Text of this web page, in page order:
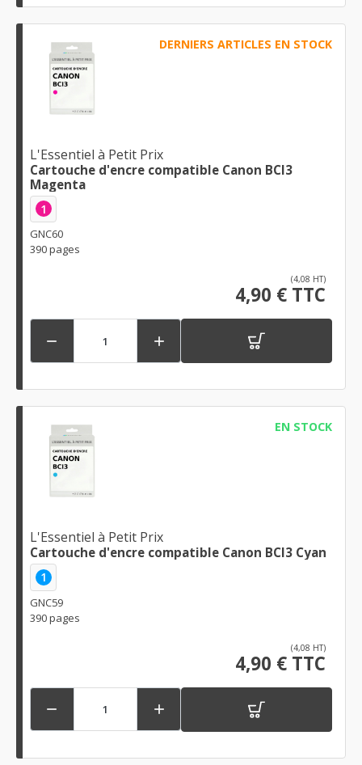
DERNIERS ARTICLES EN STOCK
L'Essentiel à Petit Prix
Cartouche d'encre compatible Canon BCI3
Magenta
1
GNC60
390 pages
(4,08 HT)
4,90 € TTC
 
EN STOCK
L'Essentiel à Petit Prix
Cartouche d'encre compatible Canon BCI3 Cyan
1
GNC59
390 pages
(4,08 HT)
4,90 € TTC
 